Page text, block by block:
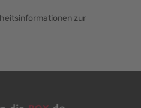
zur